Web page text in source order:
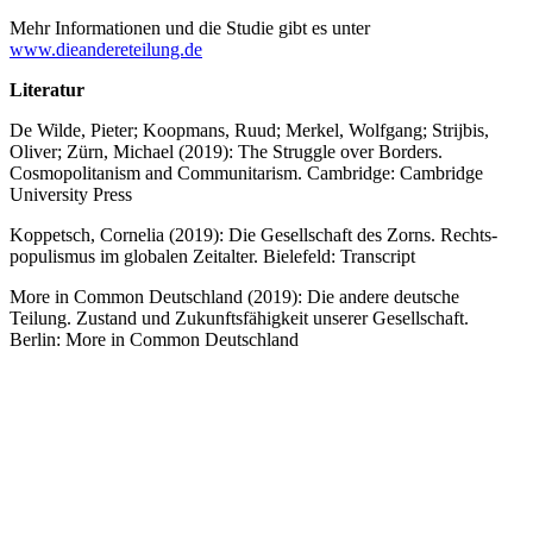
Mehr Infor­ma­tionen und die Studie gibt es unter
www.dieandereteilung.de
Literatur
De Wilde, Pieter; Koopmans, Ruud; Merkel, Wolfgang; Strijbis,
Oliver; Zürn, Michael (2019): The Struggle over Borders.
Cosmo­po­li­tanism and Commu­ni­tarism. Cambridge: Cambridge
University Press
Koppetsch, Cornelia (2019): Die Gesell­schaft des Zorns. Rechts­
po­pu­lismus im globalen Zeitalter. Bielefeld: Transcript
More in Common Deutschland (2019): Die andere deutsche
Teilung. Zustand und Zukunfts­fä­higkeit unserer Gesell­schaft.
Berlin: More in Common Deutschland